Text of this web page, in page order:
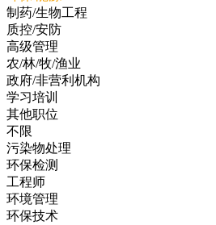
制药/生物工程
质控/安防
高级管理
农/林/牧/渔业
政府/非营利机构
学习培训
其他职位
不限
污染物处理
环保检测
工程师
环境管理
环保技术